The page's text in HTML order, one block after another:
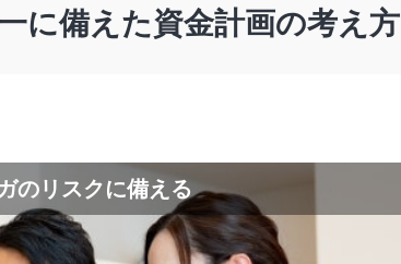
に備えた資金計画の考え方
のリスクに備える